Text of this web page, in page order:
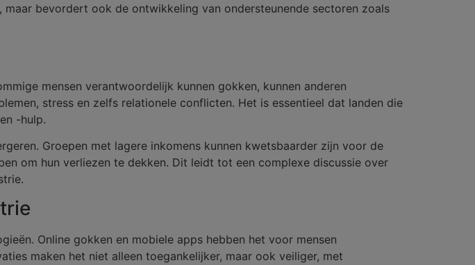
bevordert ook de ontwikkeling van ondersteunende sectoren zoals
mensen verantwoordelijk kunnen gokken, kunnen anderen
stress en zelfs relationele conflicten. Het is essentieel dat landen die
-hulp.
Groepen met lagere inkomens kunnen kwetsbaarder zijn voor de
om hun verliezen te dekken. Dit leidt tot een complexe discussie over
Online gokken en mobiele apps hebben het voor mensen
maken het niet alleen toegankelijker, maar ook veiliger, met